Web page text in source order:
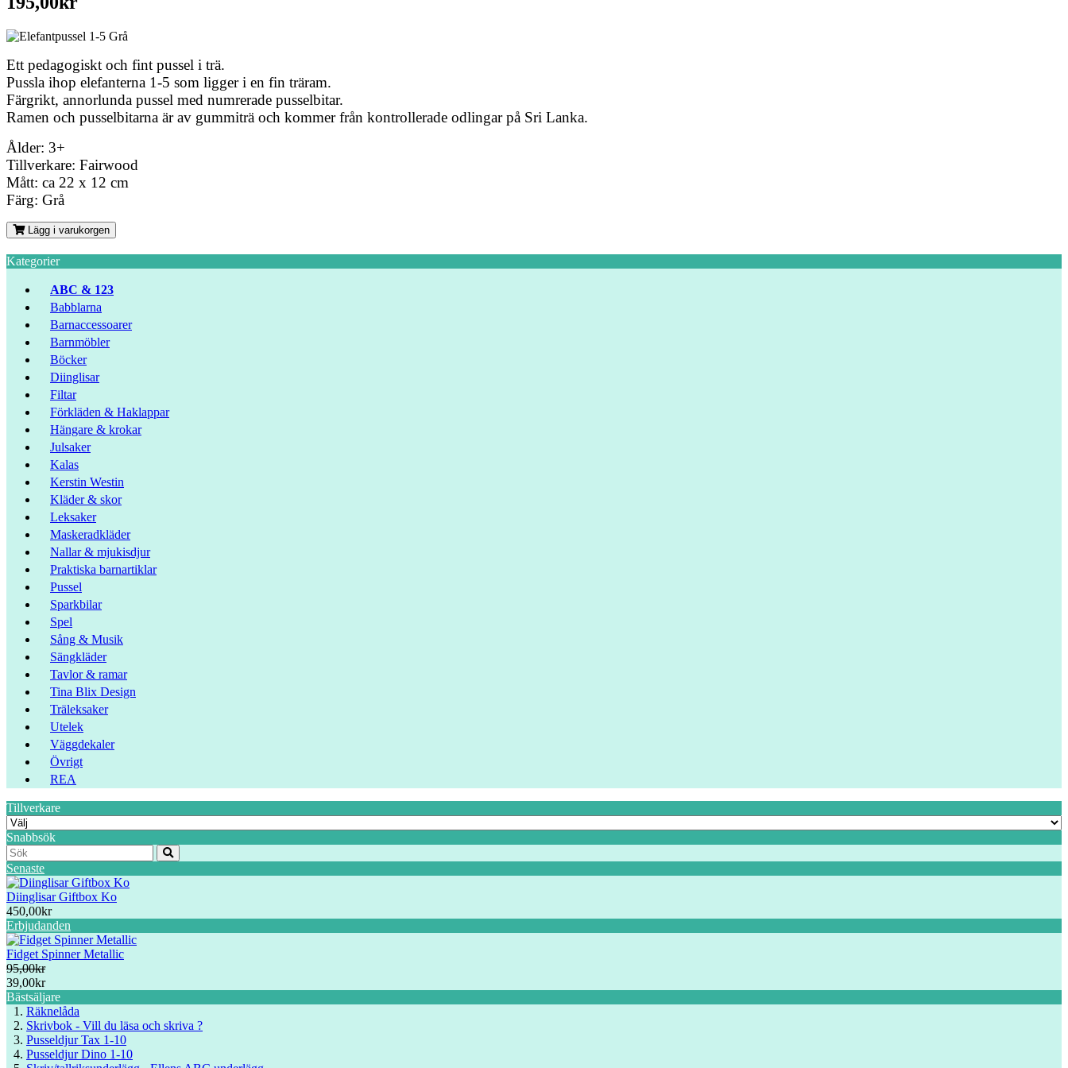
Ett pedagogiskt och fint pussel i trä.
Pussla ihop elefanterna 1-5 som ligger i en fin träram.
Färgrikt, annorlunda pussel med numrerade pusselbitar.
Ramen och pusselbitarna är av gummiträ och kommer från kontrollerade odlingar på Sri Lanka.
Ålder: 3+
Tillverkare: Fairwood
Mått: ca 22 x 12 cm
Färg: Grå
Lägg i varukorgen
Kategorier
ABC & 123
Babblarna
Barnaccessoarer
Barnmöbler
Böcker
Diinglisar
Filtar
Förkläden & Haklappar
Hängare & krokar
Julsaker
Kalas
Kerstin Westin
Kläder & skor
Leksaker
Maskeradkläder
Nallar & mjukisdjur
Praktiska barnartiklar
Pussel
Sparkbilar
Spel
Sång & Musik
Sängkläder
Tavlor & ramar
Tina Blix Design
Träleksaker
Utelek
Väggdekaler
Övrigt
REA
Tillverkare
Snabbsök
Senaste
Diinglisar Giftbox Ko
450,00kr
Erbjudanden
Fidget Spinner Metallic
95,00kr
39,00kr
Bästsäljare
Räknelåda
Skrivbok - Vill du läsa och skriva ?
Pusseldjur Tax 1-10
Pusseldjur Dino 1-10